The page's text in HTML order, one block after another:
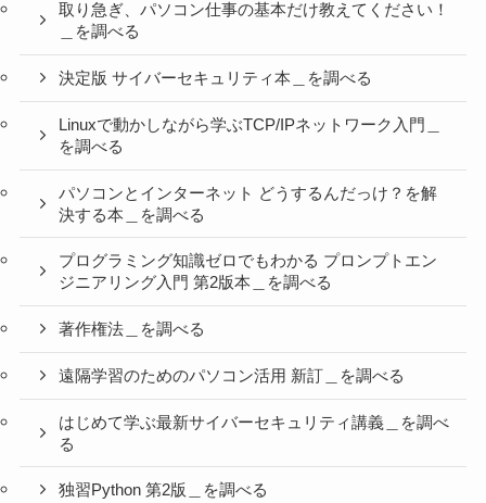
取り急ぎ、パソコン仕事の基本だけ教えてください！
＿を調べる
決定版 サイバーセキュリティ本＿を調べる
Linuxで動かしながら学ぶTCP/IPネットワーク入門＿
を調べる
パソコンとインターネット どうするんだっけ？を解
決する本＿を調べる
プログラミング知識ゼロでもわかる プロンプトエン
ジニアリング入門 第2版本＿を調べる
著作権法＿を調べる
遠隔学習のためのパソコン活用 新訂＿を調べる
はじめて学ぶ最新サイバーセキュリティ講義＿を調べ
る
独習Python 第2版＿を調べる